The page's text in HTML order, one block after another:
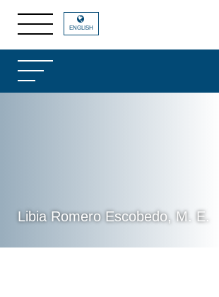
Libia Romero Escobedo, M. E.
ENGLISH